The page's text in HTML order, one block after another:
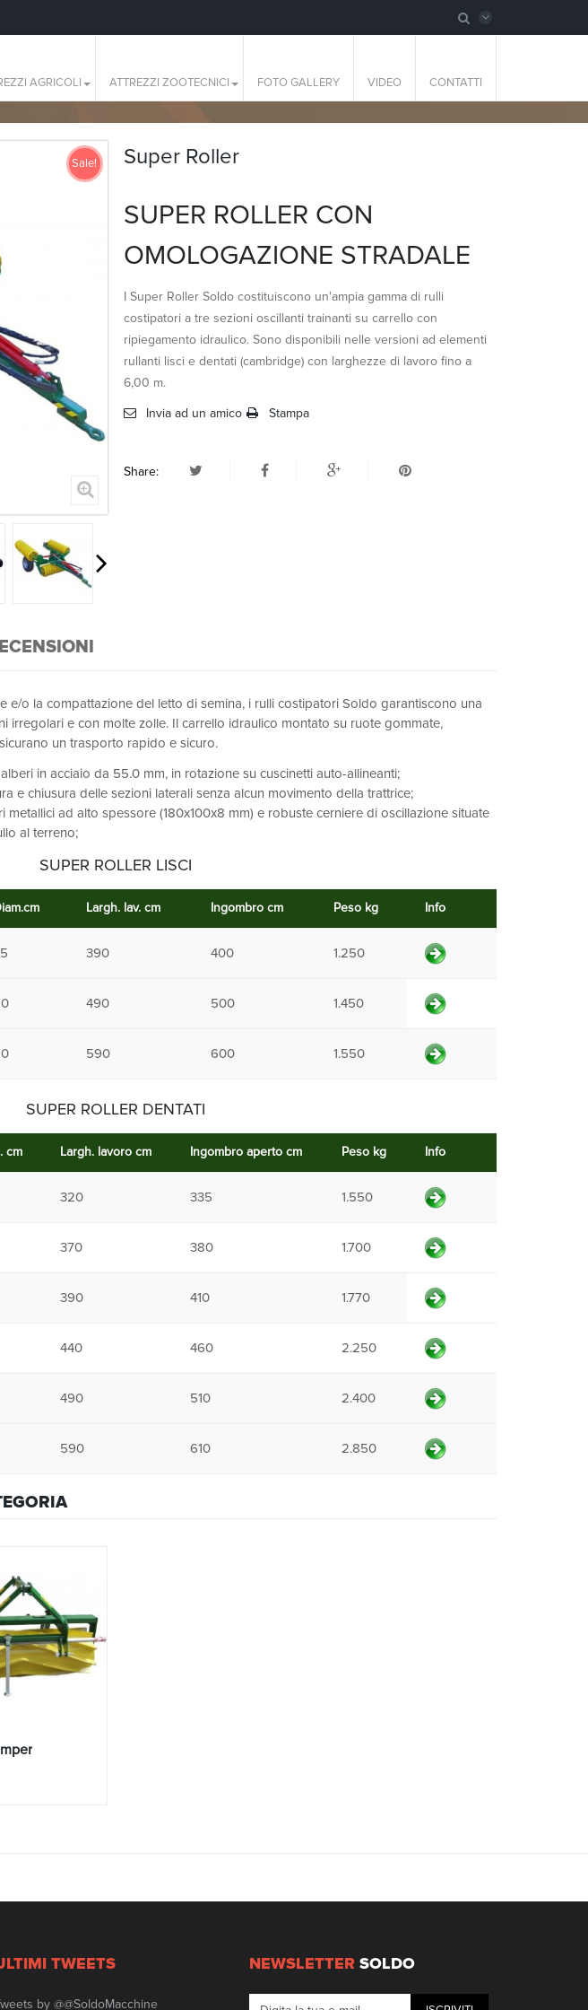
AGRICOLI ATTREZZI ZOOTECNICI FOTO GALLERY VIDEO CONTATTI
Sale! Super Roller
SUPER ROLLER CON
OMOLOGAZIONE STRADALE
I Super Roller Soldo costituiscono un'ampia gamma di rulli
costipatori a tre sezioni oscillanti trainanti su carrello con
ripiegamento idraulico. Sono disponibili nelle versioni ad elementi
rullanti lisci e dentati (cambridge) con larghezze di lavoro fino a
6,00 m.
Invia ad un amico
Stampa
Share:
e/o la compattazione del letto di semina, i rulli costipatori Soldo garantiscono una
irregolari e con molte zolle. Il carrello idraulico montato su ruote gommate,
un trasporto rapido e sicuro.
in acciaio da 55.0 mm, in rotazione su cuscinetti auto-allineanti;
e chiusura delle sezioni laterali senza alcun movimento della trattrice;
ad alto spessore (180x100x8 mm) e robuste cerniere di oscillazione situate
al terreno;
SUPER ROLLER LISCI
Largh. lav. cm Ingombro cm Peso kg Info
390 400 1.250
490 500 1.450
590 600 1.550
SUPER ROLLER DENTATI
cm Largh. lavoro cm Ingombro aperto cm Peso kg Info
320 335 1.550
370 380 1.700
390 410 1.770
440 460 2.250
490 510 2.400
590 610 2.850
TWEETS
by @@SoldoMacchine
NEWSLETTER SOLDO